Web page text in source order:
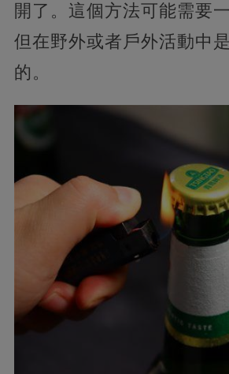
開了。這個方法可能需要
但在野外或者戶外活動中
的。